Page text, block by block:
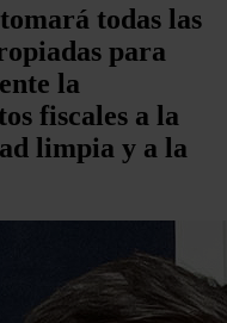
todas las
para
la
fiscales a la
limpia y a la